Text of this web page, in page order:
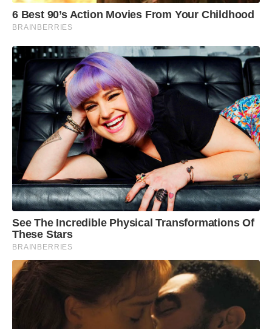
6 Best 90’s Action Movies From Your Childhood
BRAINBERRIES
See The Incredible Physical Transformations Of
These Stars
BRAINBERRIES